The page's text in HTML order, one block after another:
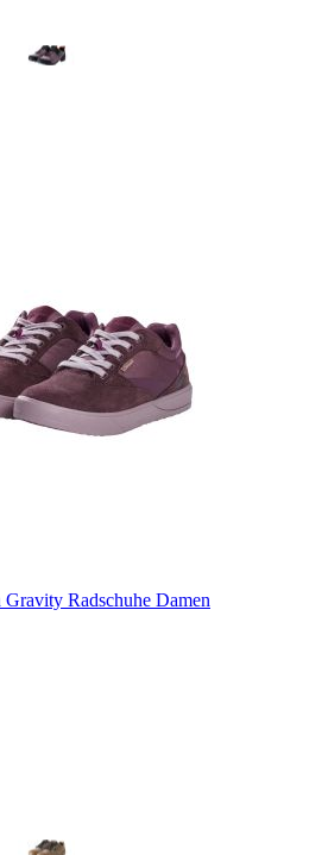
Radschuhe Damen